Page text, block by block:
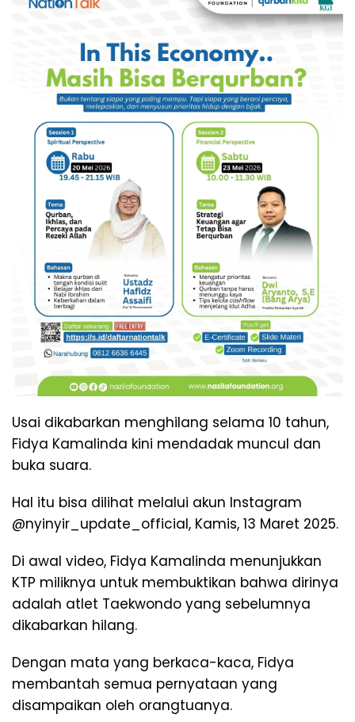
Usai dikabarkan menghilang selama 10 tahun,
Fidya Kamalinda kini mendadak muncul dan
buka suara.
Hal itu bisa dilihat melalui akun Instagram
@nyinyir_update_official, Kamis, 13 Maret 2025.
Di awal video, Fidya Kamalinda menunjukkan
KTP miliknya untuk membuktikan bahwa dirinya
adalah atlet Taekwondo yang sebelumnya
dikabarkan hilang.
Dengan mata yang berkaca-kaca, Fidya
membantah semua pernyataan yang
disampaikan oleh orangtuanya.